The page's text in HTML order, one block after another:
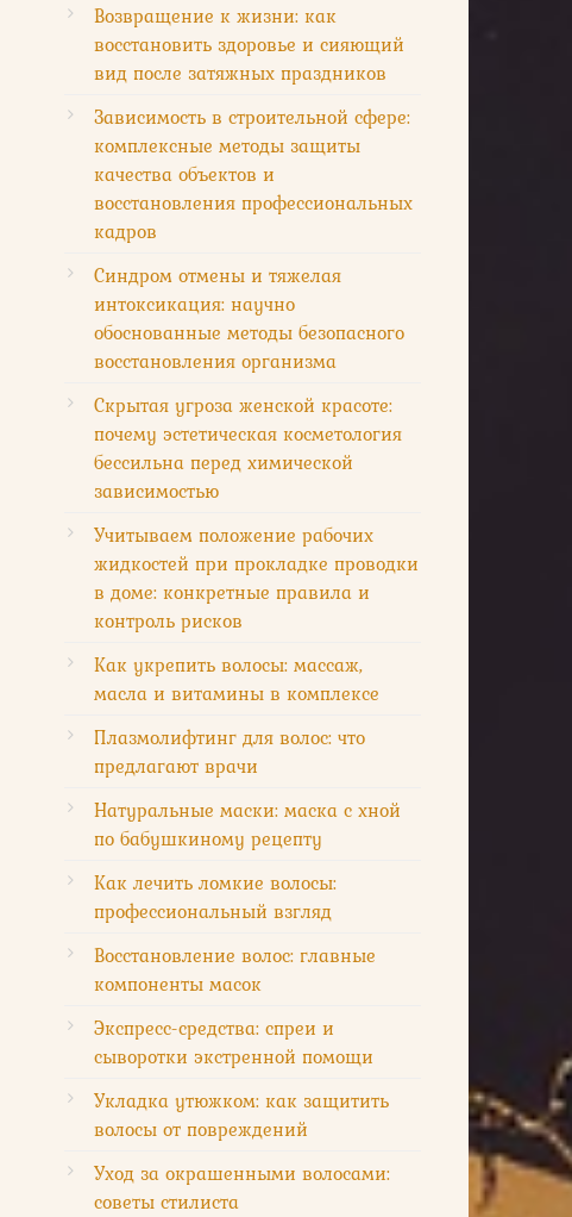
Возвращение к жизни: как
восстановить здоровье и сияющий
вид после затяжных праздников
Зависимость в строительной сфере:
комплексные методы защиты
качества объектов и
восстановления профессиональных
кадров
Синдром отмены и тяжелая
интоксикация: научно
обоснованные методы безопасного
восстановления организма
Скрытая угроза женской красоте:
почему эстетическая косметология
бессильна перед химической
зависимостью
Учитываем положение рабочих
жидкостей при прокладке проводки
в доме: конкретные правила и
контроль рисков
Как укрепить волосы: массаж,
масла и витамины в комплексе
Плазмолифтинг для волос: что
предлагают врачи
Натуральные маски: маска с хной
по бабушкиному рецепту
Как лечить ломкие волосы:
профессиональный взгляд
Восстановление волос: главные
компоненты масок
Экспресс-средства: спреи и
сыворотки экстренной помощи
Укладка утюжком: как защитить
волосы от повреждений
Уход за окрашенными волосами:
советы стилиста